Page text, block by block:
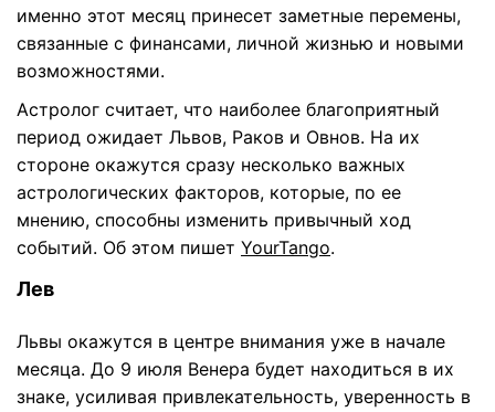
именно этот месяц принесет заметные перемены,
связанные с финансами, личной жизнью и новыми
возможностями.
Астролог считает, что наиболее благоприятный
период ожидает Львов, Раков и Овнов. На их
стороне окажутся сразу несколько важных
астрологических факторов, которые, по ее
мнению, способны изменить привычный ход
событий. Об этом пишет YourTango.
Лев
Львы окажутся в центре внимания уже в начале
месяца. До 9 июля Венера будет находиться в их
знаке, усиливая привлекательность, уверенность в